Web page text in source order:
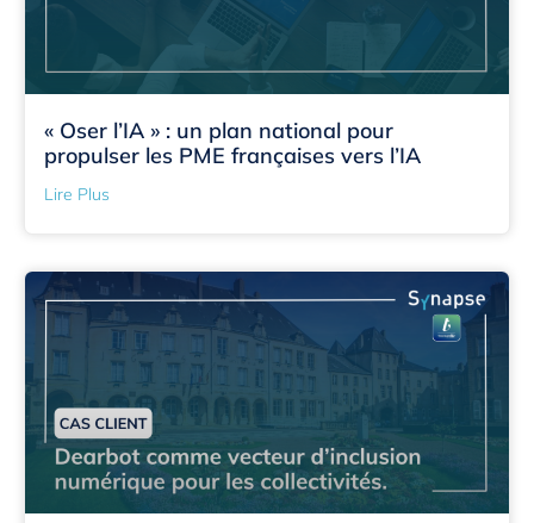
« Oser l’IA » : un plan national pour
propulser les PME françaises vers l’IA
Lire Plus